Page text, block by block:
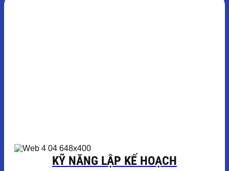
KỸ NĂNG LẬP KẾ HOẠCH